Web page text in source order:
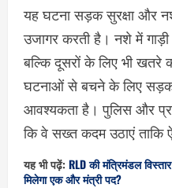
यह घटना सड़क सुरक्षा और
उजागर करती है। नशे में
बल्कि दूसरों के लिए भी खतरे
घटनाओं से बचने के लिए सड़क
आवश्यकता है। पुलिस और
कि वे सख्त कदम उठाएं ताकि
यह भी पढ़ें: RLD की मंत्रिमंडल
मिलेगा एक और मंत्री पद?